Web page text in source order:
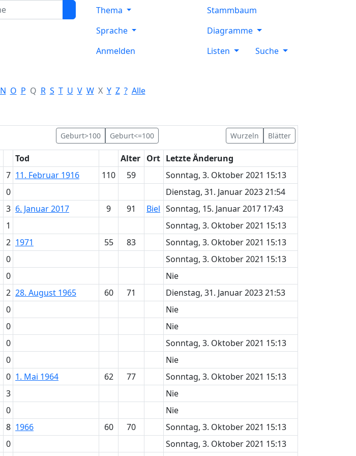
Thema
Sprache
Anmelden
Stammbaum
Diagramme
Listen
Suche
N O P Q R S T U V W X Y Z ? Alle
Geburt>100 Geburt<=100 Wurzeln Blätter
Tod Alter Ort Letzte Änderung
7 11. Februar 1916 110 59
Sonntag, 3. Oktober 2021 15:13
0
Dienstag, 31. Januar 2023 21:54
3 6. Januar 2017 9 91 Biel Sonntag, 15. Januar 2017 17:43
1
Sonntag, 3. Oktober 2021 15:13
2 1971 55 83
Sonntag, 3. Oktober 2021 15:13
0
Sonntag, 3. Oktober 2021 15:13
0
Nie
2 28. August 1965 60 71
Dienstag, 31. Januar 2023 21:53
0
Nie
0
Nie
0
Sonntag, 3. Oktober 2021 15:13
0
Nie
0 1. Mai 1964 62 77
Sonntag, 3. Oktober 2021 15:13
3
Nie
0
Nie
8 1966 60 70
Sonntag, 3. Oktober 2021 15:13
0
Sonntag, 3. Oktober 2021 15:13